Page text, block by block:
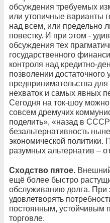
обсуждения требуемых
или утопичные варианты
над всем, или предельно
повестку. И при этом -
обсуждения тех
государственного
контроля над кредитно-
позволении достаточного
предпринимательства
нехваток и самых явных
Сегодня на ток-шоу
совсем дремучих
поделить», «назад в
безальтернативность
экономической политики.
разумных альтернатив –
Сходство пятое.
ещё более быстро
обслуживанию долга. При
удовлетворять
постоянным, устойчивым
торговле.